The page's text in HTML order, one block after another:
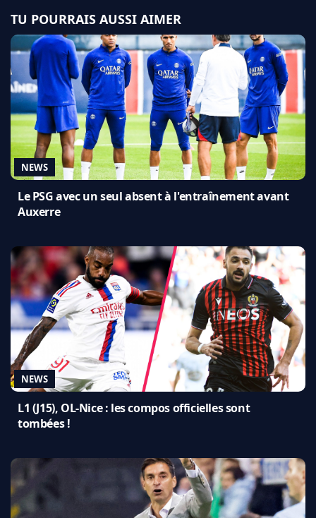
TU POURRAIS AUSSI AIMER
NEWS
Le PSG avec un seul absent à l'entraînement avant
Auxerre
NEWS
L1 (J15), OL-Nice : les compos officielles sont
tombées !